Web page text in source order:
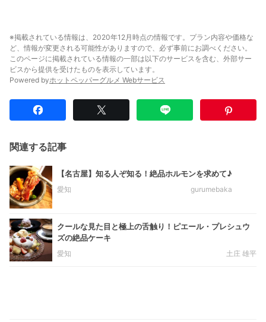
※掲載されている情報は、2020年12月時点の情報です。プラン内容や価格な
ど、情報が変更される可能性がありますので、必ず事前にお調べください。
このページに掲載されている情報の一部は以下のサービスを含む、外部サー
ビスから提供を受けたものを表示しています。
Powered byホットペッパーグルメ Webサービス
関連する記事
【名古屋】知る人ぞ知る！絶品ホルモンを求めて♪
愛知 gurumebaka
クールな見た目と極上の舌触り！ピエール・プレシュウ
ズの絶品ケーキ
愛知 土庄 雄平